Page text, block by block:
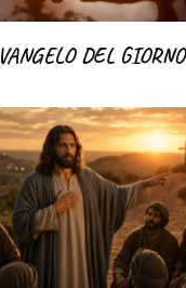
VANGELO DEL GIORNO